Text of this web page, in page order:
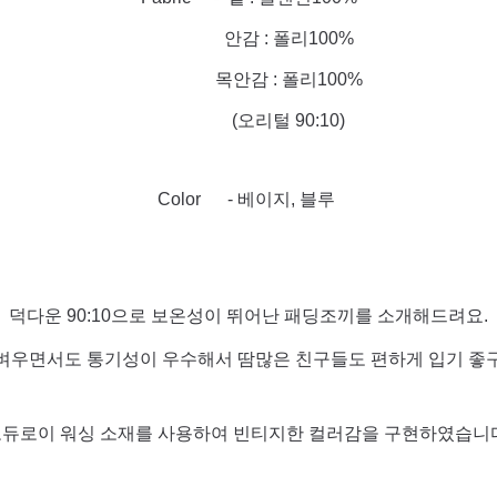
안감 : 폴리100%
목안감 : 폴리100%
(오리털 90:10)
Color - 베이지, 블루
덕다운 90:10으로 보온성이 뛰어난 패딩조끼를 소개해드려요.
우면서도 통기성이 우수해서 땀많은 친구들도 편하게 입기 좋
로이 워싱 소재를 사용하여 빈티지한 컬러감을 구현하였습니